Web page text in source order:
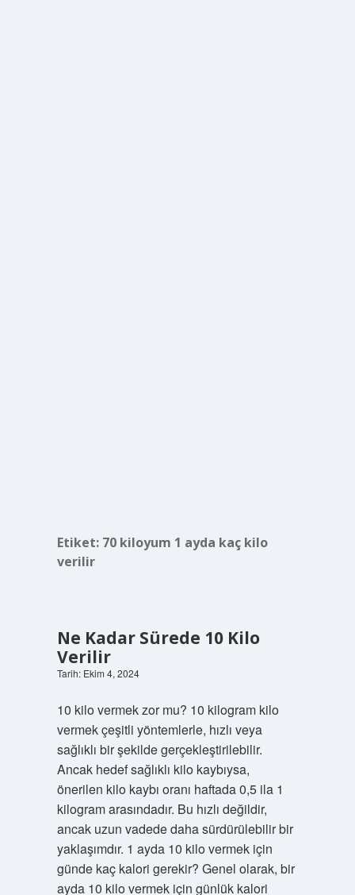
Etiket: 70 kiloyum 1 ayda kaç kilo
verilir
Ne Kadar Sürede 10 Kilo
Verilir
Tarih: Ekim 4, 2024
10 kilo vermek zor mu? 10 kilogram kilo
vermek çeşitli yöntemlerle, hızlı veya
sağlıklı bir şekilde gerçekleştirilebilir.
Ancak hedef sağlıklı kilo kaybıysa,
önerilen kilo kaybı oranı haftada 0,5 ila 1
kilogram arasındadır. Bu hızlı değildir,
ancak uzun vadede daha sürdürülebilir bir
yaklaşımdır. 1 ayda 10 kilo vermek için
günde kaç kalori gerekir? Genel olarak, bir
ayda 10 kilo vermek için günlük kalori